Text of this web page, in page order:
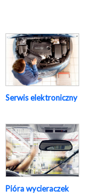
Serwis elektroniczny
Pióra wycieraczek